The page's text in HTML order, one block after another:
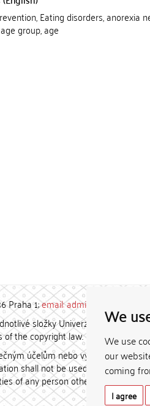
We
We use
our
coming
I agree
Eating disorders, anorexia
group, age
Praha 1;email: admin-repozitar [at]
složky Univerzity Karlovy. /
of the copyright law.
účelům nebo vydávány za
shall not be used for any
of any person other than the author.